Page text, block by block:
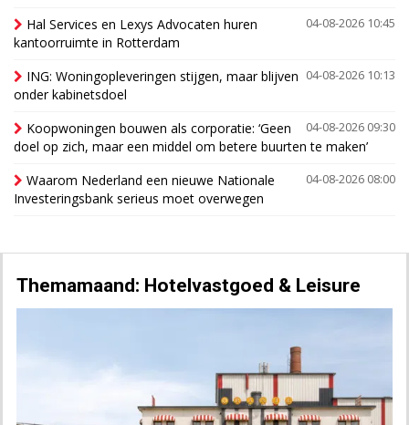
04-08-2026 10:45
Hal Services en Lexys Advocaten huren
kantoorruimte in Rotterdam
04-08-2026 10:13
ING: Woningopleveringen stijgen, maar blijven
onder kabinetsdoel
04-08-2026 09:30
Koopwoningen bouwen als corporatie: ‘Geen
doel op zich, maar een middel om betere buurten te maken’
04-08-2026 08:00
Waarom Nederland een nieuwe Nationale
Investeringsbank serieus moet overwegen
Themamaand: Hotelvastgoed & Leisure